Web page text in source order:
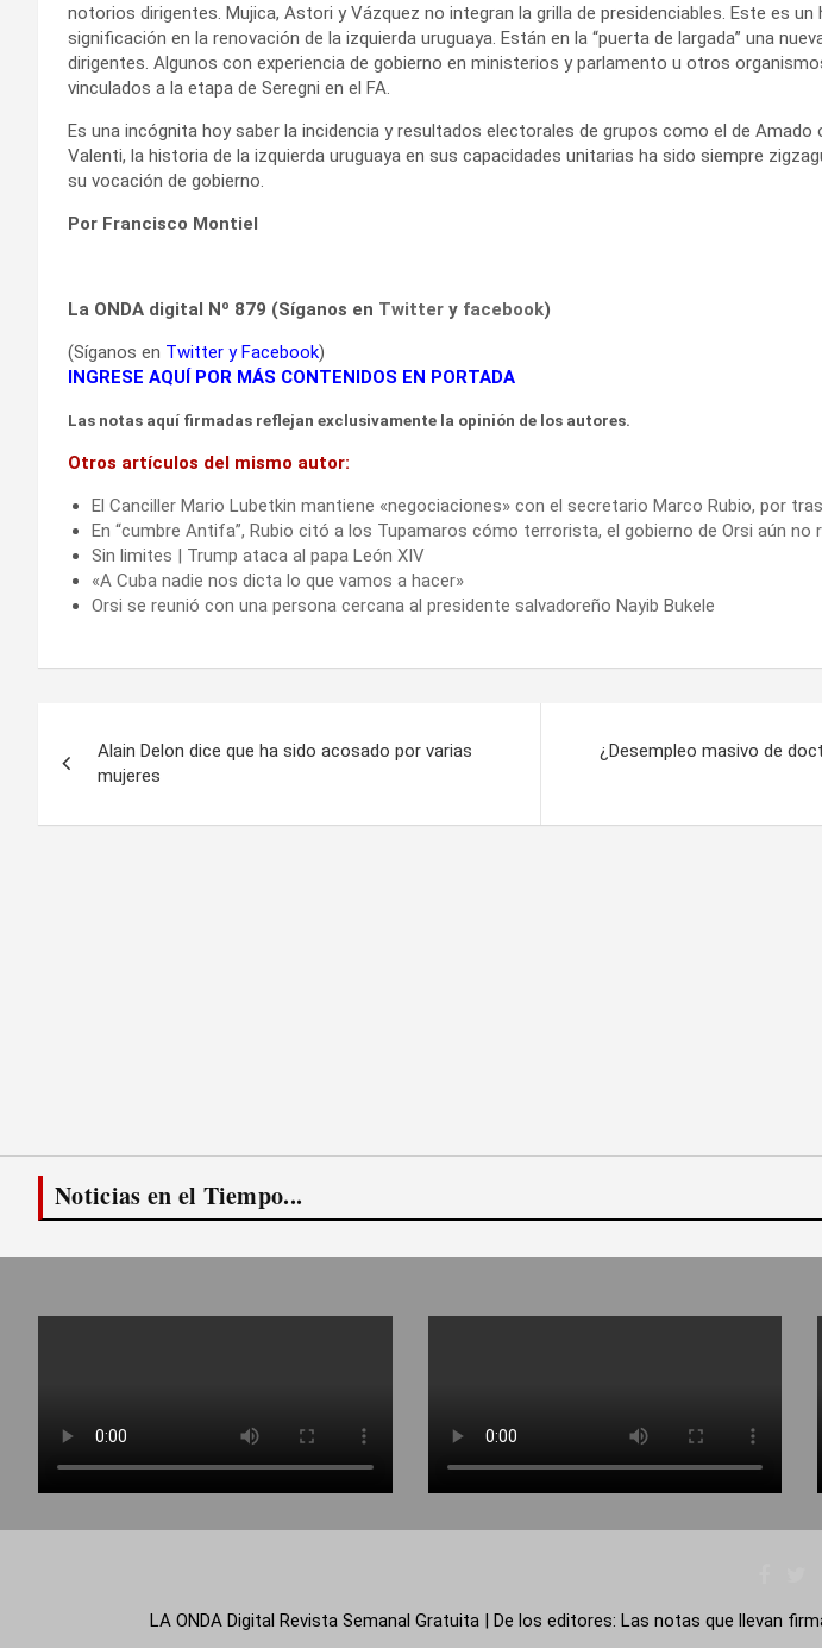
notorios dirigentes. Mujica, Astori y Vázquez no integran la grilla de presidenciables. Este es un
significación en la renovación de la izquierda uruguaya. Están en la “puerta de largada” una
dirigentes. Algunos con experiencia de gobierno en ministerios y parlamento u otros
vinculados a la etapa de Seregni en el FA.
Es una incógnita hoy saber la incidencia y resultados electorales de grupos como el de Amado
Valenti, la historia de la izquierda uruguaya en sus capacidades unitarias ha sido siempre
su vocación de gobierno.
Por Francisco Montiel
La ONDA digital Nº 879 (Síganos en Twitter y facebook)
(Síganos en Twitter yFacebook)
INGRESE AQUÍ POR MÁS CONTENIDOS EN PORTADA
Las notas aquí firmadas reflejan exclusivamente la opinión de los autores.
Otros artículos del mismo autor:
El Canciller Mario Lubetkin mantiene «negociaciones» con el secretario Marco Rubio, por
En “cumbre Antifa”, Rubio citó a los Tupamaros cómo terrorista, el gobierno de Orsi aún no
Sin limites | Trump ataca al papa León XIV
«A Cuba nadie nos dicta lo que vamos a hacer»
Orsi se reunió con una persona cercana al presidente salvadoreño Nayib Bukele
de
entradas
Alain Delon dice que ha sido acosado por varias
mujeres
¿Desempleo masivo de
Noticias en el Tiempo...
LA ONDA Digital Revista Semanal Gratuita | De los editores: Las notas que llevan